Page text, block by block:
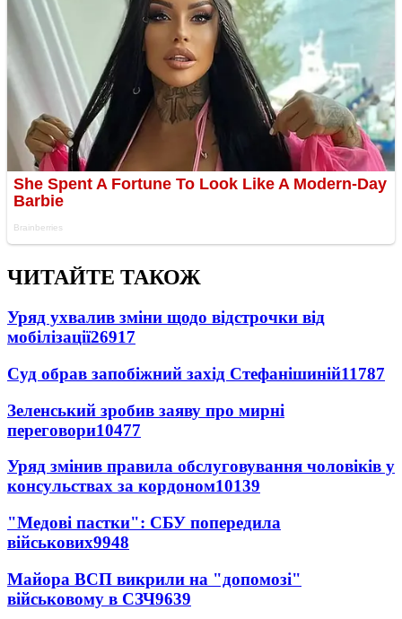
ЧИТАЙТЕ ТАКОЖ
Уряд ухвалив зміни щодо відстрочки від
мобілізації26917
Суд обрав запобіжний захід Стефанішиній11787
Зеленський зробив заяву про мирні
переговори10477
Уряд змінив правила обслуговування чоловіків у
консульствах за кордоном10139
"Медові пастки": СБУ попередила
військових9948
Майора ВСП викрили на "допомозі"
військовому в СЗЧ9639